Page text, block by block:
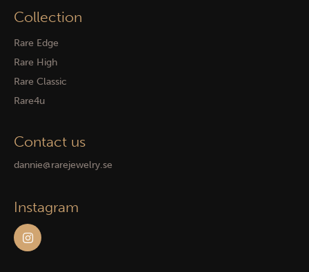
Collection
Rare Edge
Rare High
Rare Classic
Rare4u
Contact us
dannie@rarejewelry.se
Instagram